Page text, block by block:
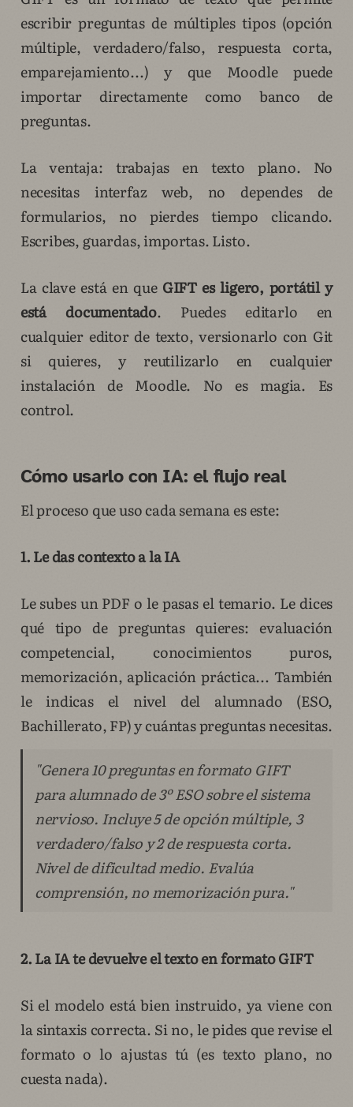
escribir preguntas de múltiples tipos (opción
múltiple, verdadero/falso, respuesta corta,
emparejamiento...) y que Moodle puede
importar directamente como banco de
preguntas.
La ventaja: trabajas en texto plano. No
necesitas interfaz web, no dependes de
formularios, no pierdes tiempo clicando.
Escribes, guardas, importas. Listo.
La clave está en que GIFT es ligero, portátil y
está documentado. Puedes editarlo en
cualquier editor de texto, versionarlo con Git
si quieres, y reutilizarlo en cualquier
instalación de Moodle. No es magia. Es
control.
Cómo usarlo con IA: el flujo real
El proceso que uso cada semana es este:
1. Le das contexto a la IA
Le subes un PDF o le pasas el temario. Le dices
qué tipo de preguntas quieres: evaluación
competencial, conocimientos puros,
memorización, aplicación práctica... También
le indicas el nivel del alumnado (ESO,
Bachillerato, FP) y cuántas preguntas necesitas.
"Genera 10 preguntas en formato GIFT
para alumnado de 3º ESO sobre el sistema
nervioso. Incluye 5 de opción múltiple, 3
verdadero/falso y 2 de respuesta corta.
Nivel de dificultad medio. Evalúa
comprensión, no memorización pura."
2. La IA te devuelve el texto en formato GIFT
Si el modelo está bien instruido, ya viene con
la sintaxis correcta. Si no, le pides que revise el
formato o lo ajustas tú (es texto plano, no
cuesta nada).